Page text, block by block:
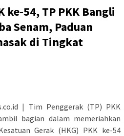
ke-54, TP PKK Bangli
Senam, Paduan
di Tingkat
| Tim Penggerak (TP) PKK
bagian dalam memeriahkan
Gerak (HKG) PKK ke-54